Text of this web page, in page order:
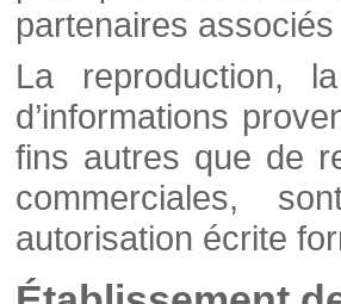
partenaires
La reproduction,
d’informations
fins autres que de
commerciales,
autorisation écrite